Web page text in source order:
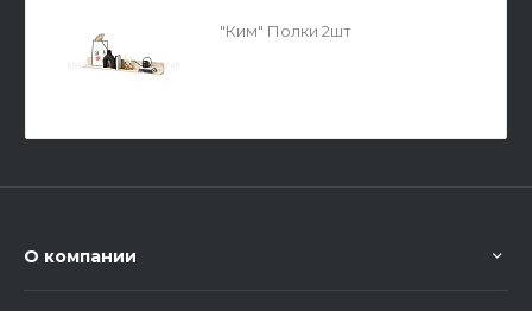
"Ким" Полки 2шт
О компании